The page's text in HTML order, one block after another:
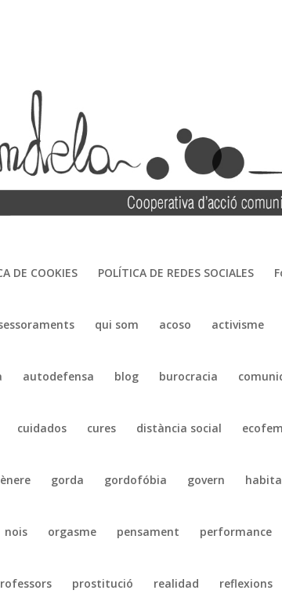
DE COOKIES POLÍTICA DE REDES SOCIALES
qui som acoso activisme
autodefensa blog burocracia
cuidados cures distància social
gorda gordofóbia govern
nois orgasme pensament performance
prostitució realidad reflexions